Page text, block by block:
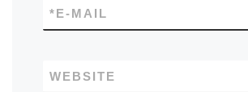
E-MAIL
*
WEBSITE